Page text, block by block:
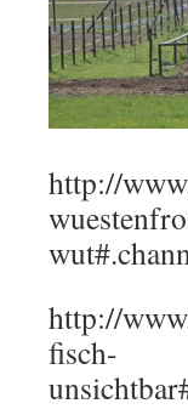
http://
http://
fisch-